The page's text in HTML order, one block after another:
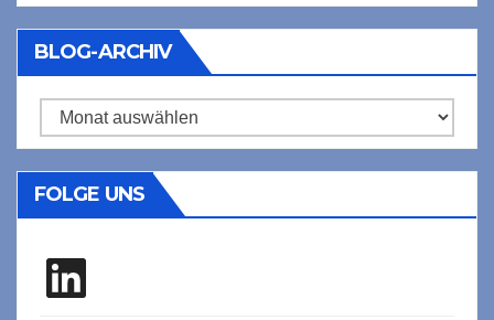
BLOG-ARCHIV
Blog-
Archiv
FOLGE UNS
LinkedIn